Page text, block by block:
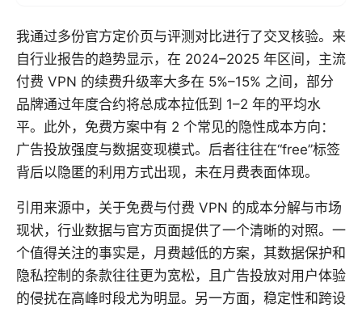
我通过多份官方定价页与评测对比进行了交叉核验。来
自行业报告的趋势显示，在 2024–2025 年区间，主流
付费 VPN 的续费升级率大多在 5%–15% 之间，部分
品牌通过年度合约将总成本拉低到 1–2 年的平均水
平。此外，免费方案中有 2 个常见的隐性成本方向：
广告投放强度与数据变现模式。后者往往在“free”标签
背后以隐匿的利用方式出现，未在月费表面体现。
引用来源中，关于免费与付费 VPN 的成本分解与市场
现状，行业数据与官方页面提供了一个清晰的对照。一
个值得关注的事实是，月费越低的方案，其数据保护和
隐私控制的条款往往更为宽松，且广告投放对用户体验
的侵扰在高峰时段尤为明显。另一方面，稳定性和跨设